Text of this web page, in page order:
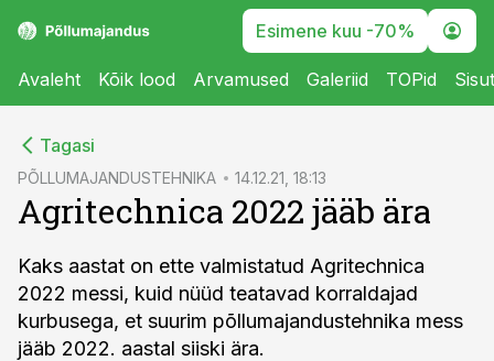
Esimene kuu -70%
Avaleht Kõik lood Arvamused Galeriid TOPid
Tagasi
PÕLLUMAJANDUSTEHNIKA 14.12.21, 18:13
Agritechnica 2022 jääb ära
Kaks aastat on ette valmistatud Agritechnica
2022 messi, kuid nüüd teatavad korraldajad
kurbusega, et suurim põllumajandustehnika mess
jääb 2022. aastal siiski ära.